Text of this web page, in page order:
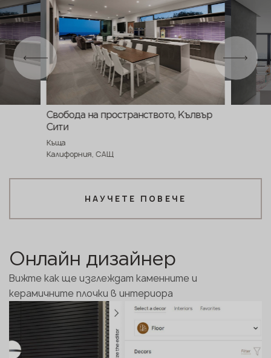
Свобода на пространството, Кълвър
Сити
Къща
Калифорния, САЩ
НАУЧЕТЕ ПОВЕЧЕ
Онлайн дизайнер
Вижте как ще изглеждат каменните и
керамичните плочки в интериора